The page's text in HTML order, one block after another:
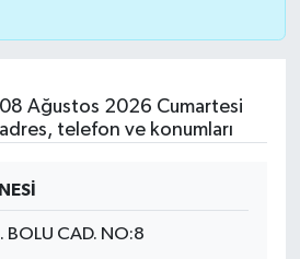
08 Ağustos 2026 Cumartesi
telefon ve konumları
BOLU CAD. NO:8